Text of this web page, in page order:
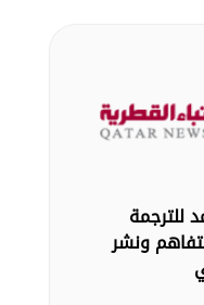
للترجمة
ونشر